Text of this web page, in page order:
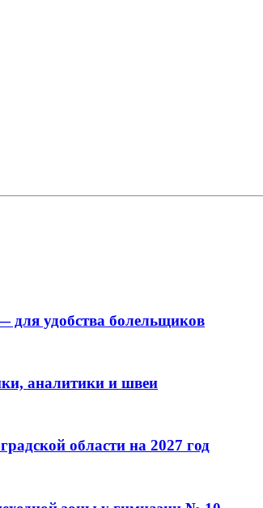
для удобства болельщиков
аналитики и швеи
области на 2027 год